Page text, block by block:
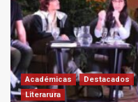
Académicas
Destacados
Literarura